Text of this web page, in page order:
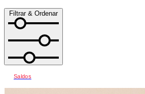
Filtrar & Ordenar
Saldos